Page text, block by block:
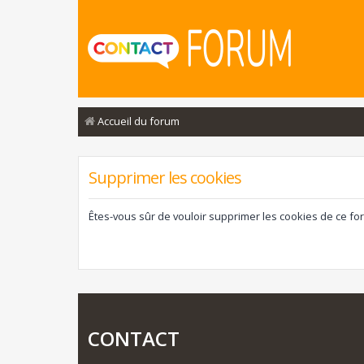
Accueil du forum
Supprimer les cookies
Êtes-vous sûr de vouloir supprimer les cookies de ce
CONTACT